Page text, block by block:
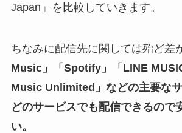
Japan」を比較していきます。
ちなみに配信先に関しては殆ど差
Music」「Spotify」「LINE
Music Unlimited」などの主要な
どのサービスでも配信できるので
い。